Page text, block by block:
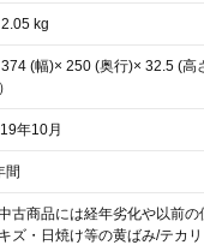
kg
(幅)× 250 (奥行)× 32.5 (高
年10月
間
古商品には経年劣化や以前の
ズ・日焼け等の黄ばみ/テカ